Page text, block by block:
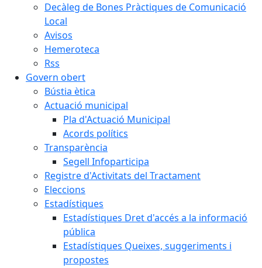
Decàleg de Bones Pràctiques de Comunicació
Local
Avisos
Hemeroteca
Rss
Govern obert
Bústia ètica
Actuació municipal
Pla d'Actuació Municipal
Acords polítics
Transparència
Segell Infoparticipa
Registre d'Activitats del Tractament
Eleccions
Estadístiques
Estadístiques Dret d'accés a la informació
pública
Estadístiques Queixes, suggeriments i
propostes